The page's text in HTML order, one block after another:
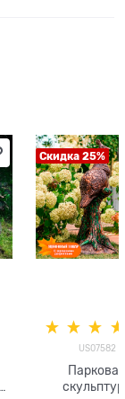
Скидка 25%
US07582